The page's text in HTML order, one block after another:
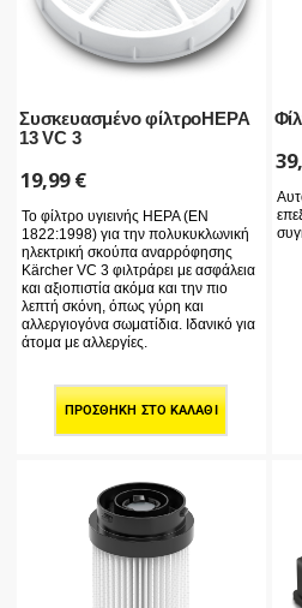
Συσκευασμένο φίλτροHEPA
13 VC 3
19,99€
Το φίλτρο υγιεινής HEPA (EN
1822:1998) για την πολυκυκλωνική
ηλεκτρική σκούπα αναρρόφησης
Kärcher VC 3 φιλτράρει με ασφάλεια
και αξιοπιστία ακόμα και την πιο
λεπτή σκόνη, όπως γύρη και
αλλεργιογόνα σωματίδια. Ιδανικό για
άτομα με αλλεργίες.
ΠΡΟΣΘΉΚΗ ΣΤΟ ΚΑΛΆΘΙ